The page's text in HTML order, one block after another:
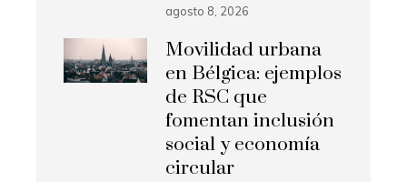
agosto 8, 2026
Movilidad urbana
en Bélgica: ejemplos
de RSC que
fomentan inclusión
social y economía
circular